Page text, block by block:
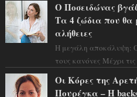
Ο Ποσειδώνας
Τα 4 ζώδια που θα
αλήθειες
Η μεγάλη αποκάλυψη:
τους κανόνες Μέχρι
Οι Κόρες της
Πουρέγκα – H